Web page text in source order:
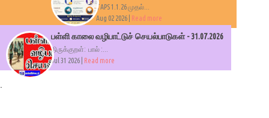
TAPS 1.1.26 முதல்...
Aug 02 2026 |
Read more
பள்ளி காலை வழிபாட்டுச் செயல்பாடுகள் - 31.07.2026
திருக்குறள்: பால் :...
Jul 31 2026 |
Read more